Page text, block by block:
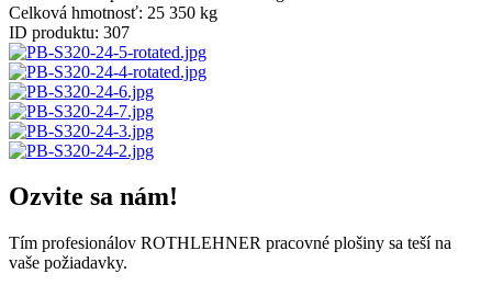
Celková hmotnosť: 25 350 kg
ID produktu: 307
Ozvite sa nám!
Tím profesionálov ROTHLEHNER pracovné plošiny sa teší na
vaše požiadavky.